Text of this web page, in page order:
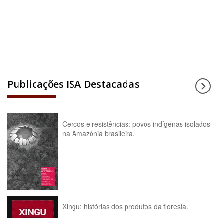
Publicações ISA Destacadas
Cercos e resistências: povos indígenas isolados
na Amazônia brasileira.
Xingu: histórias dos produtos da floresta.